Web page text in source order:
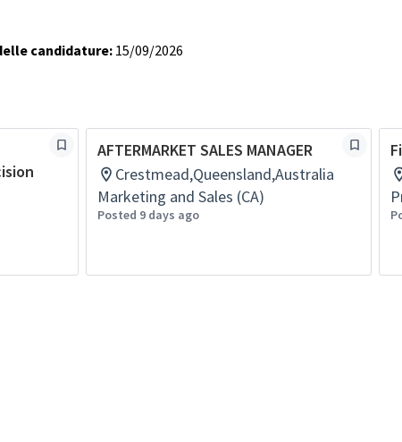
candidature: 15/09/2026
AFTERMARKET SALES MANAGER
Crestmead,Queensland,Australia
Marketing and Sales (CA)
Posted 9 days ago